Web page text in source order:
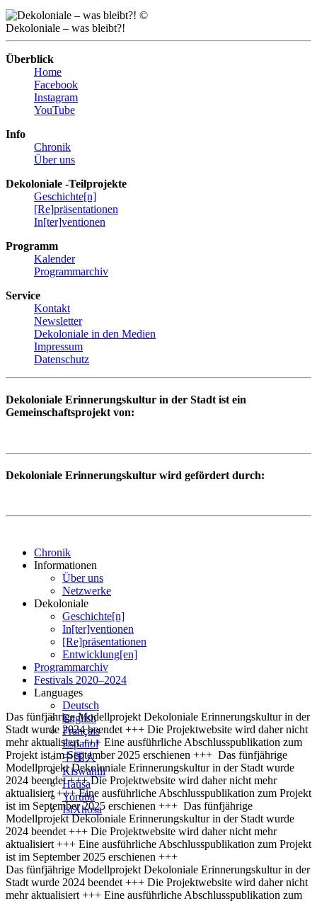
©
Dekoloniale – was bleibt?!
Überblick
Home
Facebook
Instagram
YouTube
Info
Chronik
Über uns
Dekoloniale -Teilprojekte
Geschichte[n]
[Re]präsentationen
In[ter]ventionen
Programm
Kalender
Programmarchiv
Service
Kontakt
Newsletter
Dekoloniale in den Medien
Impressum
Datenschutz
Dekoloniale Erinnerungskultur in der Stadt ist ein
Gemeinschaftsprojekt von:
Dekoloniale Erinnerungskultur wird gefördert durch:
Chronik
Informationen
Über uns
Netzwerke
Dekoloniale
Geschichte[n]
In[ter]ventionen
[Re]präsentationen
Entwicklung[en]
Programmarchiv
Festivals 2020–2024
Languages
Deutsch
English
Français
Español
中国人
Kiswahili
Hausa
Yoruba
IsiXhosa
Das fünfjährige Modellprojekt Dekoloniale Erinnerungskultur in der
Stadt wurde 2024 beendet +++ Die Projektwebsite wird daher nicht
mehr aktualisiert +++ Eine ausführliche Abschlusspublikation zum
Projekt ist im September 2025 erschienen +++ Das fünfjährige
Modellprojekt Dekoloniale Erinnerungskultur in der Stadt wurde
2024 beendet +++ Die Projektwebsite wird daher nicht mehr
aktualisiert +++ Eine ausführliche Abschlusspublikation zum Projekt
ist im September 2025 erschienen +++ Das fünfjährige
Modellprojekt Dekoloniale Erinnerungskultur in der Stadt wurde
2024 beendet +++ Die Projektwebsite wird daher nicht mehr
aktualisiert +++ Eine ausführliche Abschlusspublikation zum Projekt
ist im September 2025 erschienen +++
Das fünfjährige Modellprojekt Dekoloniale Erinnerungskultur in der
Stadt wurde 2024 beendet +++ Die Projektwebsite wird daher nicht
mehr aktualisiert +++ Eine ausführliche Abschlusspublikation zum